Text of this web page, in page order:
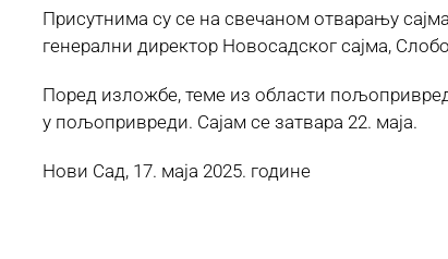
Присутнима су се на свечаном отварању
генерални директор Новосадског сајма,
Поред изложбе, теме из области
у пољопривреди. Сајам се затвара 22. маја.
Нови Сад, 17. маја 2025. године